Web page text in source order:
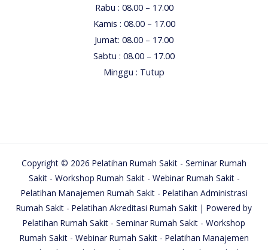
Rabu : 08.00 – 17.00
Kamis : 08.00 – 17.00
Jumat: 08.00 – 17.00
Sabtu : 08.00 – 17.00
Minggu : Tutup
Copyright © 2026 Pelatihan Rumah Sakit - Seminar Rumah
Sakit - Workshop Rumah Sakit - Webinar Rumah Sakit -
Pelatihan Manajemen Rumah Sakit - Pelatihan Administrasi
Rumah Sakit - Pelatihan Akreditasi Rumah Sakit | Powered by
Pelatihan Rumah Sakit - Seminar Rumah Sakit - Workshop
Rumah Sakit - Webinar Rumah Sakit - Pelatihan Manajemen